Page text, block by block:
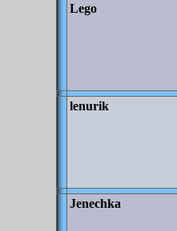
Lego
lenurik
Jenechka